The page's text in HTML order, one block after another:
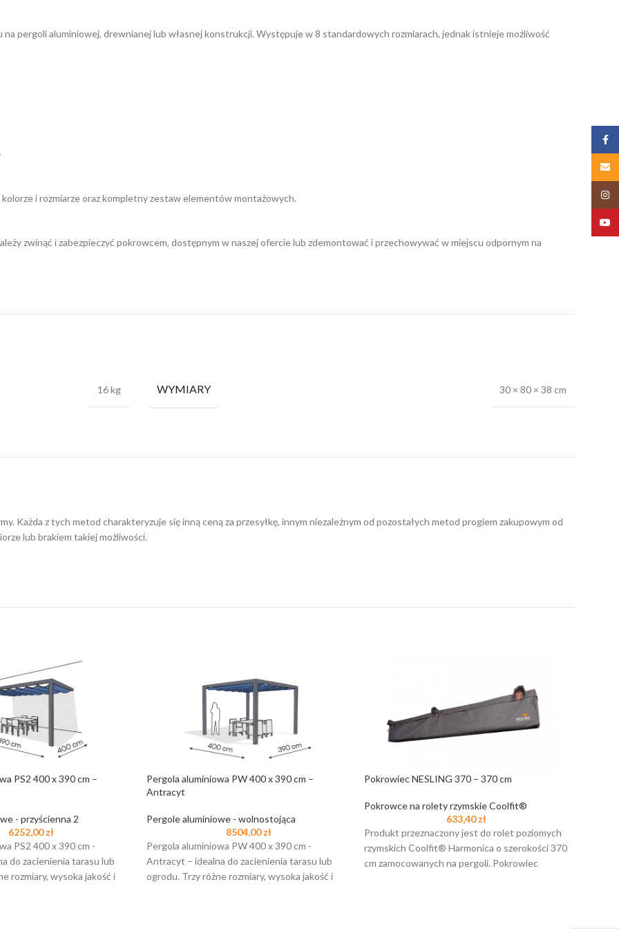
na pergoli aluminiowej, drewnianej lub własnej konstrukcji. Występuje w 8 standardowych rozmiarach, jednak istnieje możliwość
i rozmiarze oraz kompletny zestaw elementów montażowych.
zwinąć i zabezpieczyć pokrowcem, dostępnym w naszej ofercie lub zdemontować i przechowywać w miejscu odpornym na
16 kg WYMIARY 30 × 80 × 38 cm
Każda z tych metod charakteryzuje się inną ceną za przesyłkę, innym niezależnym od pozostałych metod progiem zakupowym od
lub brakiem takiej możliwości.
PS2 400 x 390 cm –
- przyścienna 2
6252,00zł
PS2 400 x 390 cm -
do zacienienia tarasu lub
rozmiary, wysoka jakość i
Pergola aluminiowa PW 400 x 390 cm –
Antracyt
Pergole aluminiowe - wolnostojąca
8504,00zł
Pergola aluminiowa PW 400 x 390 cm -
Antracyt – idealna do zacienienia tarasu lub
ogrodu. Trzy różne rozmiary, wysoka jakość i
Pokrowiec NESLING 370 – 370 cm
Pokrowce na rolety rzymskie Coolfit®
633,40zł
Produkt przeznaczony jest do rolet poziomych
rzymskich Coolfit® Harmonica o szerokości 370
cm zamocowanych na pergoli. Pokrowiec
Email